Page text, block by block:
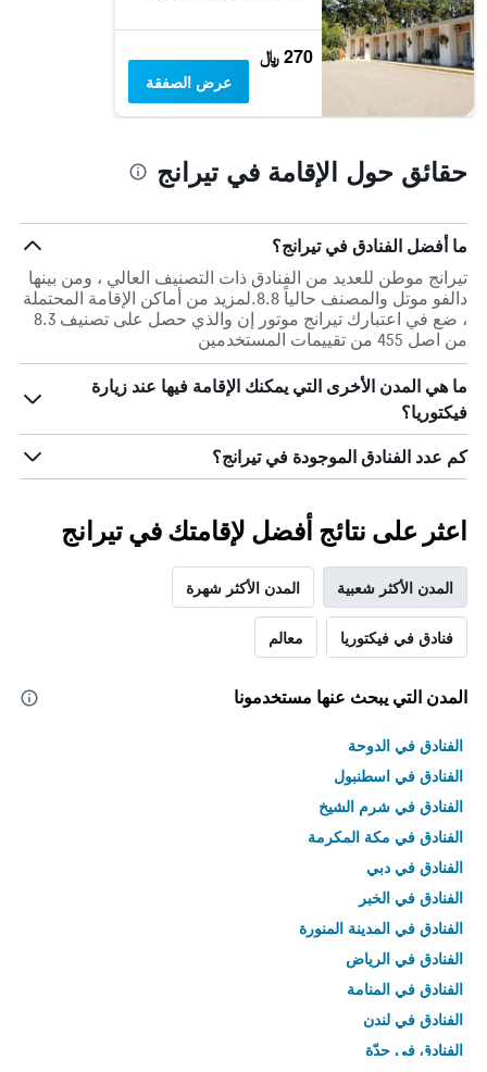
270 ﷼
عرض الصفقة
حقائق حول الإقامة في تيرانج
ما أفضل الفنادق في تيرانج؟
تيرانج موطن للعديد من الفنادق ذات التصنيف العالي ، ومن بينها
دالفو موتل والمصنف حالياً 8.8.لمزيد من أماكن الإقامة المحتملة
، ضع في اعتبارك تيرانج موتور إن والذي حصل على تصنيف 8.3
من اصل 455 من تقييمات المستخدمين
ما هي المدن الأخرى التي يمكنك الإقامة فيها عند زيارة
فيكتوريا؟
كم عدد الفنادق الموجودة في تيرانج؟
اعثر على نتائج أفضل لإقامتك في تيرانج
المدن الأكثر شعبية المدن الأكثر شهرة
فنادق في فيكتوريا معالم
المدن التي يبحث عنها مستخدمونا
الفنادق في الدوحة
الفنادق في اسطنبول
الفنادق في شرم الشيخ
الفنادق في مكة المكرمة
الفنادق في دبي
الفنادق في الخبر
الفنادق في المدينة المنورة
الفنادق في الرياض
الفنادق في المنامة
الفنادق في لندن
الفنادق في جدّة